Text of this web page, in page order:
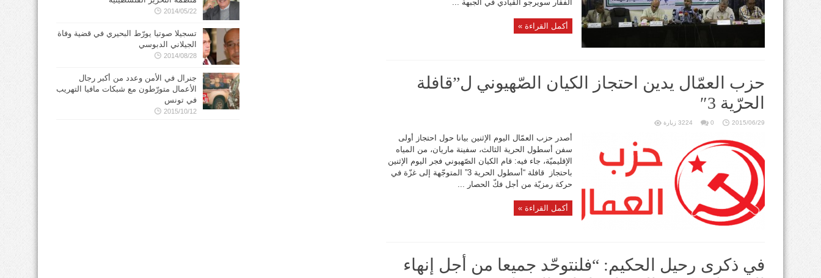
الفقار سويرجو القيادي في الجبهة ...
أكمل القراءة »
حزب العمّال يدين احتجاز الكيان الصّهيوني ل”قافلة
الحرّية 3″
2015/06/29
0 3224 زيارة
أصدر حزب العمّال اليوم الإثنين بيانا حول احتجاز أولى
سفن أسطول الحرية الثالث، سفينة ماريان، من المياه
الإقليميّة، جاء فيه: قام الكيان الصّهيوني فجر اليوم الإثنين
باحتجاز قافلة “أسطول الحرية 3” المتوجّهة إلى غزّة في
حركة رمزيّة من أجل فكّ الحصار ...
أكمل القراءة »
في ذكرى رحيل الحكيم: “فلنتوحّد جميعا من أجل إنهاء
2014/05/22
تسجيلا صوتيا يورّط البحيري في قضية وفاة
الجيلاني الدبوسي
2014/08/28
جنرال في الأمن وعدد من أكبر رجال
الأعمال متورّطون مع شبكات مافيا التهريب
في تونس
2015/10/12